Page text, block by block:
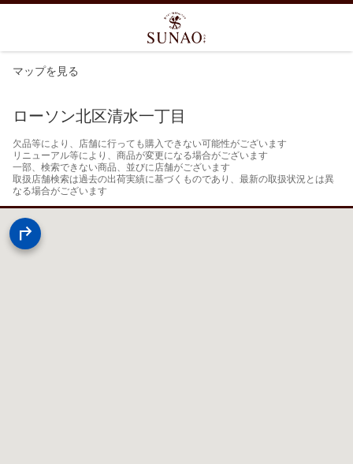
マップを見る
ローソン北区清水一丁目
欠品等により、店舗に行っても購入できない可能性がございます
リニューアル等により、商品が変更になる場合がございます
一部、検索できない商品、並びに店舗がございます
取扱店舗検索は過去の出荷実績に基づくものであり、最新の取扱状況とは異
なる場合がございます